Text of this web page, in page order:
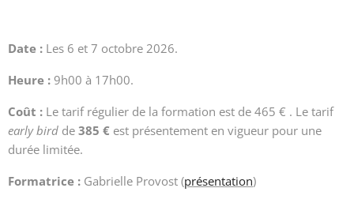
Date : Les 6 et 7 octobre 2026.
Heure : 9h00 à 17h00.
Coût : Le tarif régulier de la formation est de 465 € . Le tarif
early bird de 385 € est présentement en vigueur pour une
durée limitée.
Formatrice : Gabrielle Provost (présentation)